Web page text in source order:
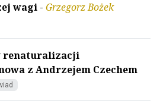
wagi - Grzegorz Bożek
renaturalizacji
z Andrzejem Czechem